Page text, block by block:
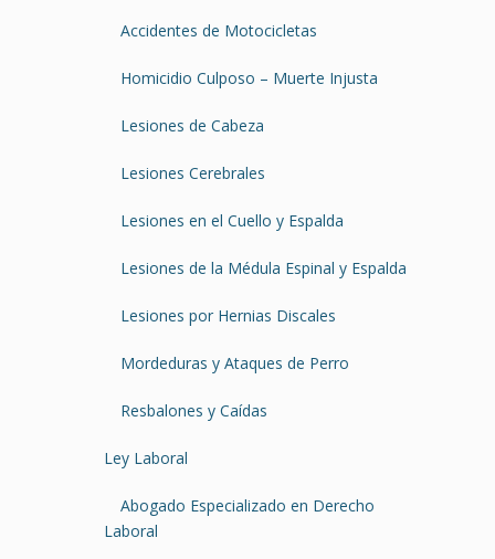
Accidentes de Motocicletas
Homicidio Culposo – Muerte Injusta
Lesiones de Cabeza
Lesiones Cerebrales
Lesiones en el Cuello y Espalda
Lesiones de la Médula Espinal y Espalda
Lesiones por Hernias Discales
Mordeduras y Ataques de Perro
Resbalones y Caídas
Ley Laboral
Abogado Especializado en Derecho
Laboral